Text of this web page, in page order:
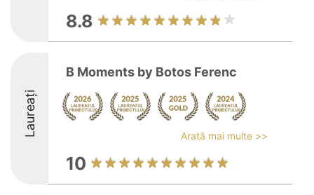
8.8
Laureați
B Moments by Botos Ferenc
Arată mai multe >>
10